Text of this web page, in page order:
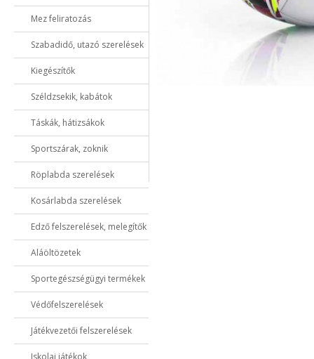
Mez feliratozás
Szabadidő, utazó szerelések
Kiegészítők
Széldzsekik, kabátok
Táskák, hátizsákok
Sportszárak, zoknik
Röplabda szerelések
Kosárlabda szerelések
Edző felszerelések, melegítők
Aláöltözetek
Sportegészségügyi termékek
Védőfelszerelések
Játékvezetői felszerelések
Iskolai játékok,